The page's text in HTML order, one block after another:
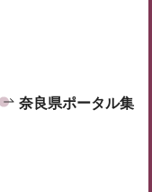
奈良県ポータル集